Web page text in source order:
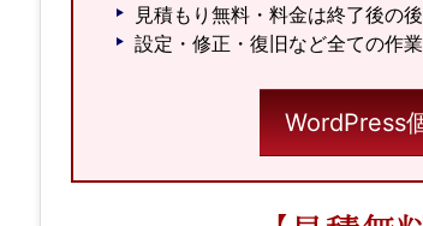
見積もり無料・料金は終了後の
設定・修正・復旧など全ての作
WordPress